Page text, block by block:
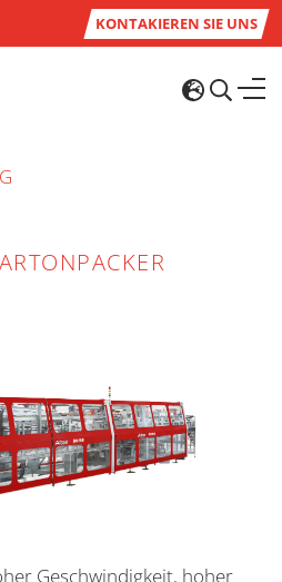
KONTAKIEREN SIE UNS
Geschwindigkeit, hoher